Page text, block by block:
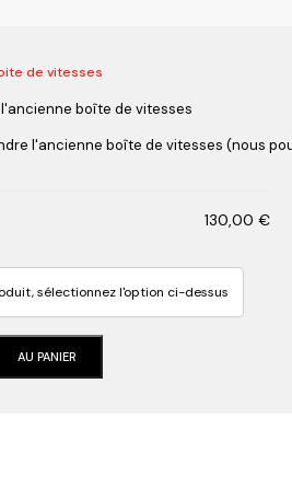
de vitesses
boîte de vitesses
l'ancienne boîte de vitesses (nous
130,00 €
sélectionnez l'option ci-dessus
AU PANIER